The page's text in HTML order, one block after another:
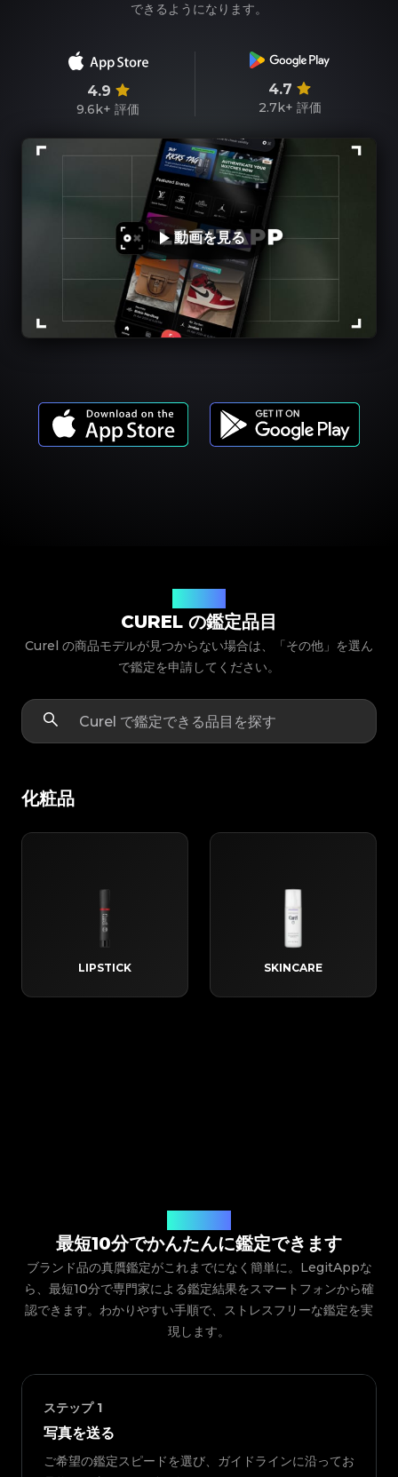
できるようになります。
4.9
9.6k+ 評価
4.7
2.7k+ 評価
動画を見る
CUREL の鑑定品目
Curel の商品モデルが見つからない場合は、「その他」を選ん
で鑑定を申請してください。
化粧品
LIPSTICK SKINCARE
最短10分でかんたんに鑑定できます
ブランド品の真贋鑑定がこれまでになく簡単に。LegitAppな
ら、最短10分で専門家による鑑定結果をスマートフォンから確
認できます。わかりやすい手順で、ストレスフリーな鑑定を実
現します。
ステップ 1
写真を送る
ご希望の鑑定スピードを選び、ガイドラインに沿ってお